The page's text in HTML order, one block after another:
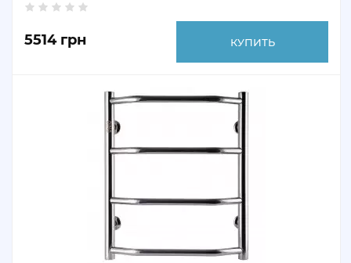
5514 грн КУПИТЬ